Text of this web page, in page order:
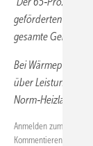
geförderten
gesamte Gebäude.
Bei
über
Norm‑Heizlast des
Anmelden zum
Kommentieren.